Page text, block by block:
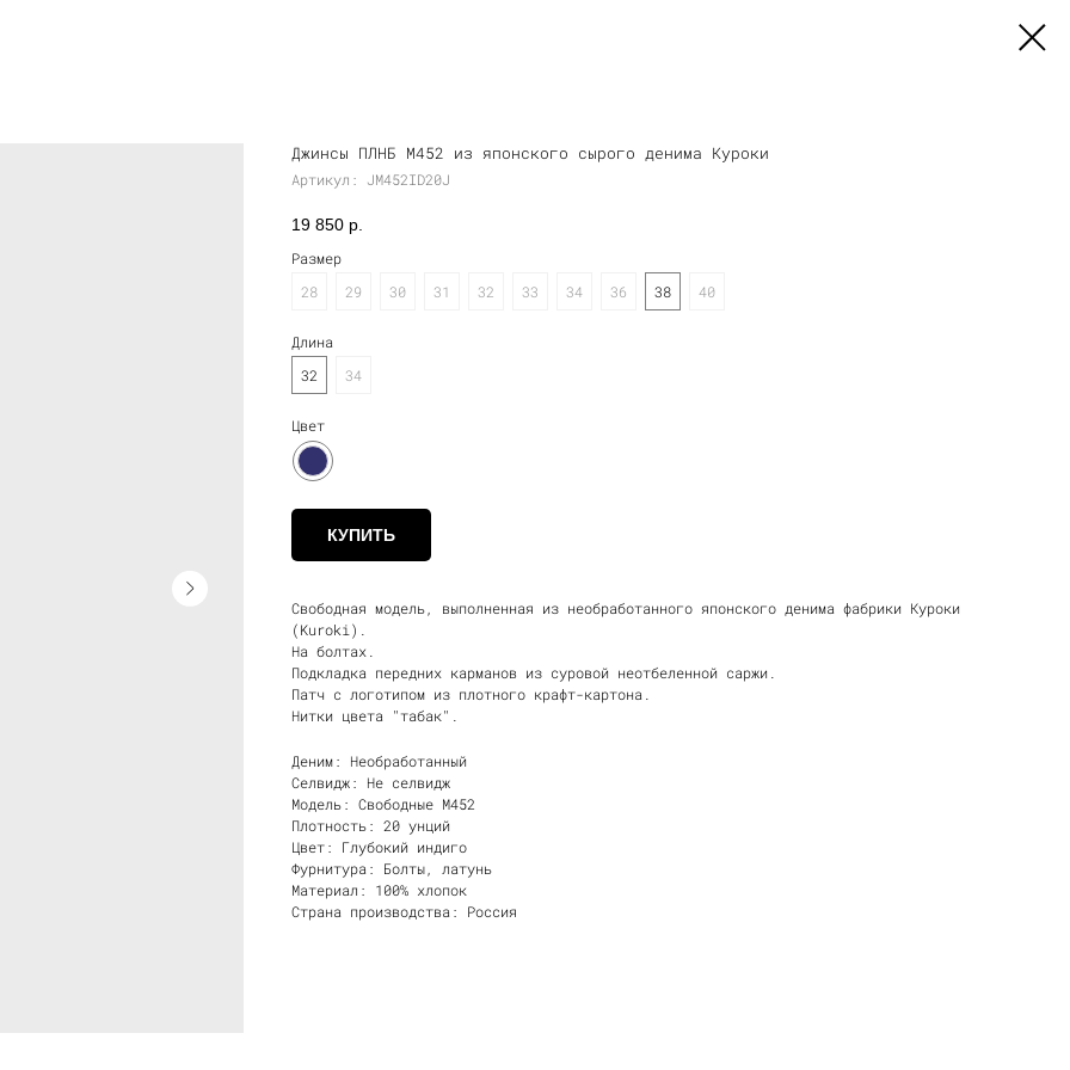
Джинсы ПЛНБ M452 из японского сырого денима Куроки
Артикул: JM452ID20J
19 850 р.
Размер
28
29 30 31 32 33 34 36 38 40
Длина
32
34
Цвет
КУПИТЬ
Свободная модель, выполненная из необработанного японского денима фабрики Куроки
(Kuroki).
На болтах.
Подкладка передних карманов из суровой неотбеленной саржи.
Патч с логотипом из плотного крафт-картона.
Нитки цвета "табак".
Деним: Необработанный
Селвидж: Не селвидж
Модель: Свободные М452
Плотность: 20 унций
Цвет: Глубокий индиго
Фурнитура: Болты, латунь
Материал: 100% хлопок
Страна производства: Россия